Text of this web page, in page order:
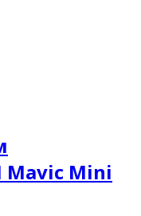
Mavic Mini